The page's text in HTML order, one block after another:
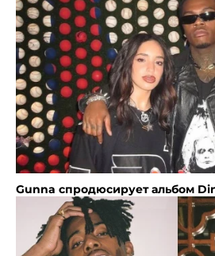
Gunna спродюсирует альбом